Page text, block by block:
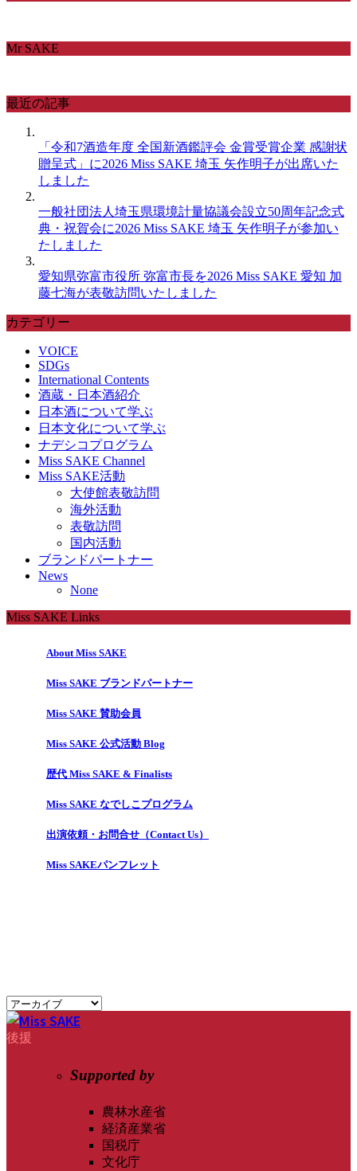
Mr SAKE
最近の記事
「令和7酒造年度 全国新酒鑑評会 金賞受賞企業 感謝状
贈呈式」に2026 Miss SAKE 埼玉 矢作明子が出席いた
しました
一般社団法人埼玉県環境計量協議会設立50周年記念式
典・祝賀会に2026 Miss SAKE 埼玉 矢作明子が参加い
たしました
愛知県弥富市役所 弥富市長を2026 Miss SAKE 愛知 加
藤七海が表敬訪問いたしました
カテゴリー
VOICE
SDGs
International Contents
酒蔵・日本酒紹介
日本酒について学ぶ
日本文化について学ぶ
ナデシコプログラム
Miss SAKE Channel
Miss SAKE活動
大使館表敬訪問
海外活動
表敬訪問
国内活動
ブランドパートナー
News
None
Miss SAKE Links
About Miss SAKE
Miss SAKE ブランドパートナー
Miss SAKE 賛助会員
Miss SAKE 公式活動 Blog
歴代 Miss SAKE & Finalists
Miss SAKE なでしこプログラム
出演依頼・お問合せ（Contact Us）
Miss SAKEパンフレット
後援
Supported by
農林水産省
経済産業省
国税庁
文化庁